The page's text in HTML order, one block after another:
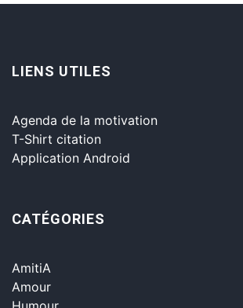
LIENS UTILES
Agenda de la motivation
T-Shirt citation
Application Android
CATÉGORIES
AmitiA
Amour